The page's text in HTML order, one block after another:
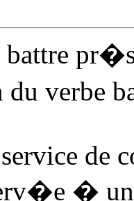
battre
du verbe
de
� un